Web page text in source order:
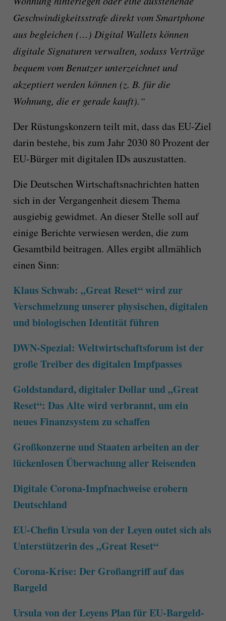
Geschwindigkeitsstrafe direkt vom Smartphone
aus begleichen (…) Digital Wallets können
digitale Signaturen verwalten, sodass Verträge
bequem vom Benutzer unterzeichnet und
akzeptiert werden können (z. B. für die
Wohnung, die er gerade kauft).“
Der Rüstungskonzern teilt mit, dass das EU-Ziel
darin bestehe, bis zum Jahr 2030 80 Prozent der
EU-Bürger mit digitalen IDs auszustatten.
Die Deutschen Wirtschaftsnachrichten hatten
sich in der Vergangenheit diesem Thema
ausgiebig gewidmet. An dieser Stelle soll auf
einige Berichte verwiesen werden, die zum
Gesamtbild beitragen. Alles ergibt allmählich
einen Sinn:
Klaus Schwab: „Great Reset“ wird zur
Verschmelzung unserer physischen, digitalen
und biologischen Identität führen
DWN-Spezial: Weltwirtschaftsforum ist der
große Treiber des digitalen Impfpasses
Goldstandard, digitaler Dollar und „Great
Reset“: Das Alte wird verbrannt, um ein
neues Finanzsystem zu schaffen
Großkonzerne und Staaten arbeiten an der
lückenlosen Überwachung aller Reisenden
Digitale Corona-Impfnachweise erobern
Deutschland
EU-Chefin Ursula von der Leyen outet sich als
Unterstützerin des „Great Reset“
Corona-Krise: Der Großangriff auf das
Bargeld
Ursula von der Leyens Plan für EU-Bargeld-